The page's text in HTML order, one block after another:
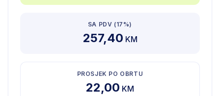
SA PDV (17%)
257,40 KM
PROSJEK PO OBRTU
22,00 KM